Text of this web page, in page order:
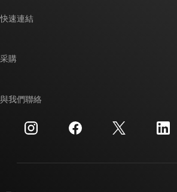
投資人關系
製造
快速連結
交互參考搜索
客戶支援中心
采購
訂購 FAQ
與我們聯絡